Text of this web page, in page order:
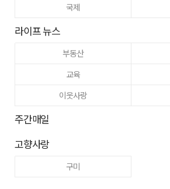
국제
라이프 뉴스
부동산
교육
이웃사랑
주간매일
고향사랑
구미